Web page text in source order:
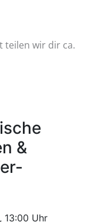
teilen wir dir ca.